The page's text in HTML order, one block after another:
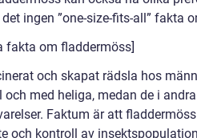
ingen ”one-size-fits-all” fakta
fakta om fladdermöss]
och skapat rädsla hos
med heliga, medan de i
Faktum är att
och kontroll av